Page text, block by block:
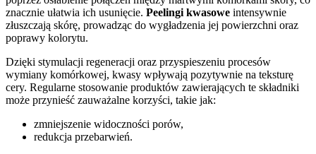
znacznie ułatwia ich usunięcie. Peelingi kwasowe intensywnie
złuszczają skórę, prowadząc do wygładzenia jej powierzchni oraz
poprawy kolorytu.
Dzięki stymulacji regeneracji oraz przyspieszeniu procesów
wymiany komórkowej, kwasy wpływają pozytywnie na teksturę
cery. Regularne stosowanie produktów zawierających te składniki
może przynieść zauważalne korzyści, takie jak:
zmniejszenie widoczności porów,
redukcja przebarwień.